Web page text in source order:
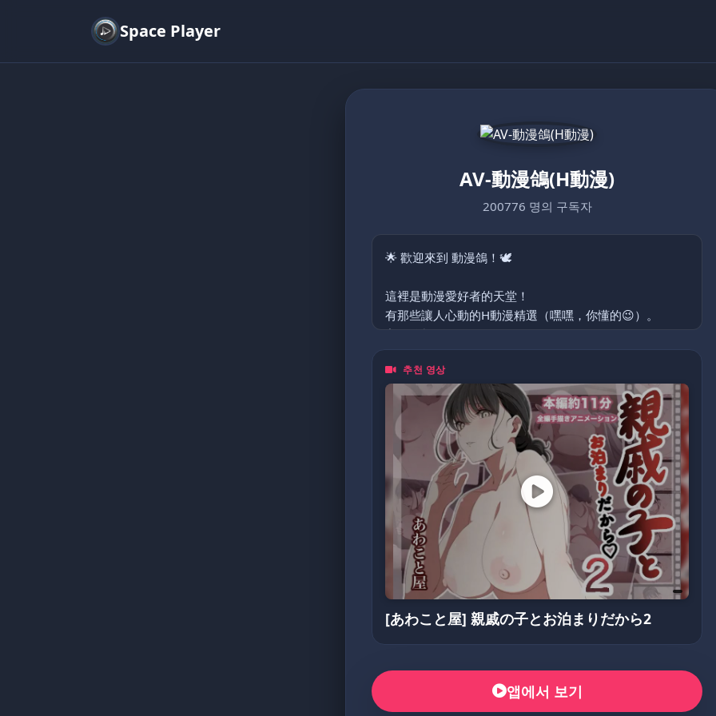
Space Player
AV-動漫鴿(H動漫)
200776 명의 구독자
🌟 歡迎來到 動漫鴿！🕊️
這裡是動漫愛好者的天堂！
有那些讓人心動的H動漫精選（嘿嘿，你懂的😉）。
主要分類:
裏番、泡麵番、同人作品、Cosplay
無論你是資深二次元住民，
還是剛入坑的新手，動漫鴿都歡迎你一起來嗨！💥
(不定期更換密碼)
5205566
추천 영상
[あわこと屋] 親戚の子とお泊まりだから2
앱에서 보기